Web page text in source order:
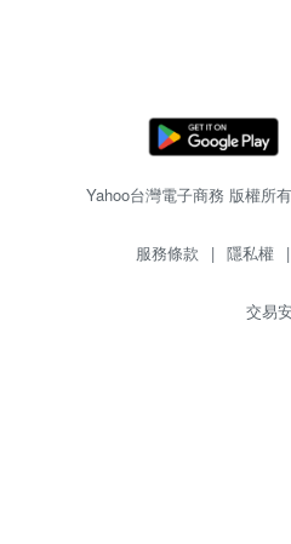
Yahoo台灣電子商務 版權所
服務條款 | 隱私權 |
交易